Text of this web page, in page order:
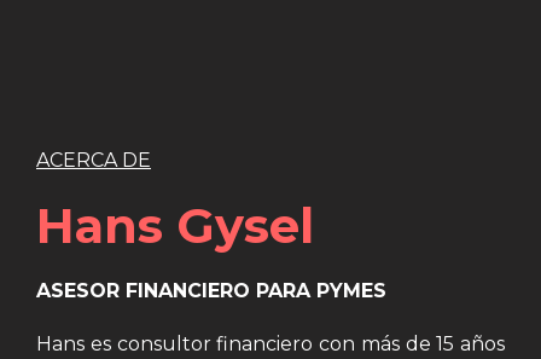
ACERCA DE
Hans Gysel
ASESOR FINANCIERO PARA PYMES
Hans es consultor financiero con más de 15 años